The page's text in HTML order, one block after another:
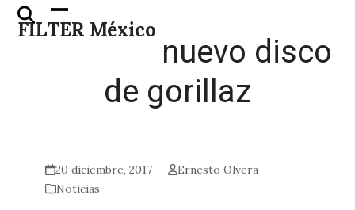
Skip
FILTER México
Open
mobile
Close
mobile
nuevo disco
de gorillaz
20 diciembre, 2017
Ernesto Olvera
Noticias